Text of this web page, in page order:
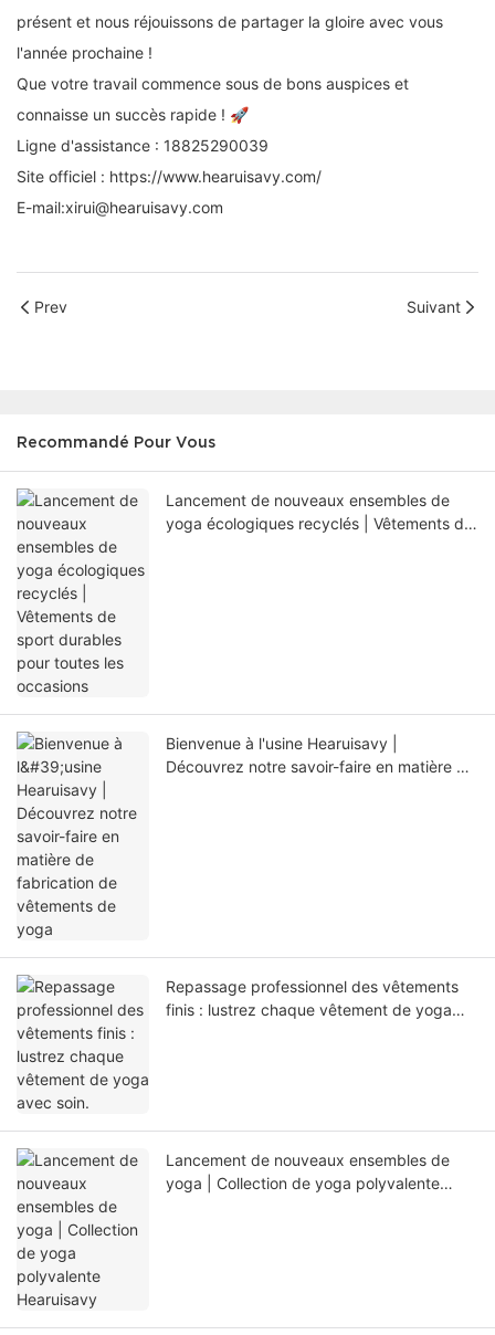
présent et nous réjouissons de partager la gloire avec vous
l'année prochaine !
Que votre travail commence sous de bons auspices et
connaisse un succès rapide ! 🚀
Ligne d'assistance : 18825290039
Site officiel : https://www.hearuisavy.com/
E-mail:xirui@hearuisavy.com
Prev Suivant
Recommandé Pour Vous
Lancement de nouveaux ensembles de
yoga écologiques recyclés | Vêtements de
Bienvenue à l'usine Hearuisavy |
Découvrez notre savoir-faire en matière de
Repassage professionnel des vêtements
finis : lustrez chaque vêtement de yoga
Lancement de nouveaux ensembles de
yoga | Collection de yoga polyvalente